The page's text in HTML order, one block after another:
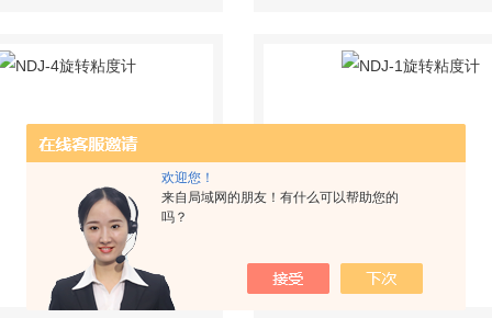
欢迎您！
来自局域网的朋友！有什么可以帮助您的
吗？